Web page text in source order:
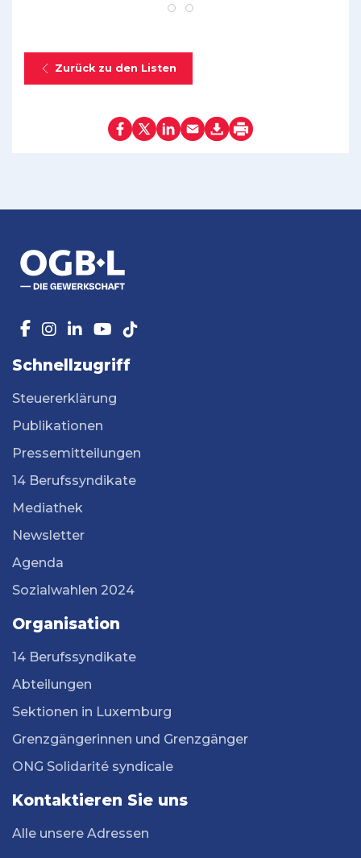
Zurück zu den Listen
Schnellzugriff
Steuererklärung
Publikationen
Pressemitteilungen
14 Berufssyndikate
Mediathek
Newsletter
Agenda
Sozialwahlen 2024
Organisation
14 Berufssyndikate
Abteilungen
Sektionen in Luxemburg
Grenzgängerinnen und Grenzgänger
ONG Solidarité syndicale
Kontaktieren Sie uns
Alle unsere Adressen